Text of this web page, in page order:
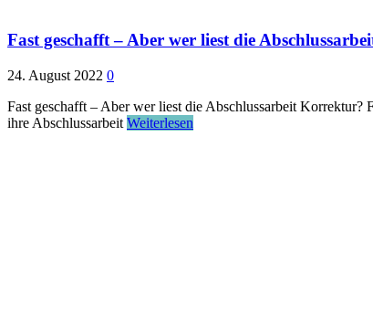
Fast geschafft – Aber wer liest die
24. August 2022 0
Fast geschafft – Aber wer liest die Abschlussarbeit Korrektur?
ihre Abschlussarbeit Weiterlesen